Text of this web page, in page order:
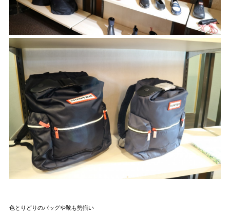
色とりどりのバッグや靴も勢揃い